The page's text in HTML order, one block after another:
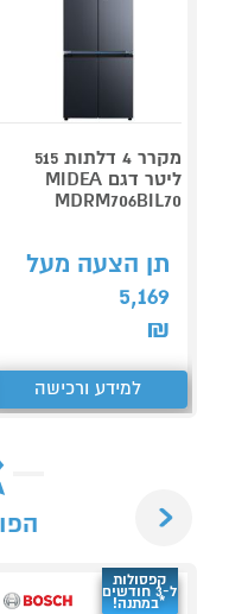
מקרר 4 דלתות 515
ליטר דגם MIDEA
MDRM706BIL70
תן הצעה מעל
5,169
₪
למידע ורכישה
קפסולות
ל-3 חודשים
*במתנה!